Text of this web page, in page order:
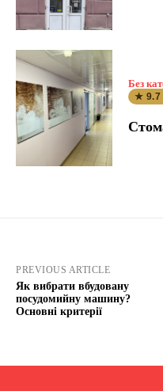
Без
★ 9.7
PREVIOUS ARTICLE
Як вибрати вбудовану
посудомийну машину?
Основні критерії